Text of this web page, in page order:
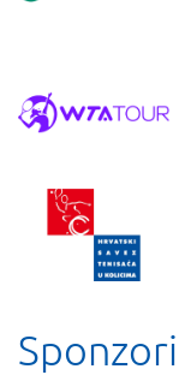
Sponzori